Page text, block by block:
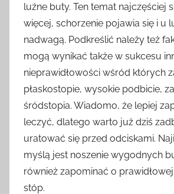
luźne buty. Ten temat najczęściej
więcej, schorzenie pojawia się i u
nadwagą. Podkreślić należy też
mogą wynikać także w sukcesu
nieprawidłowości wśród których
płaskostopie, wysokie podbicie,
śródstopia. Wiadomo, że lepiej
leczyć, dlatego warto już dziś
uratować się przed odciskami.
myślą jest noszenie wygodnych
również zapominać o
stóp.